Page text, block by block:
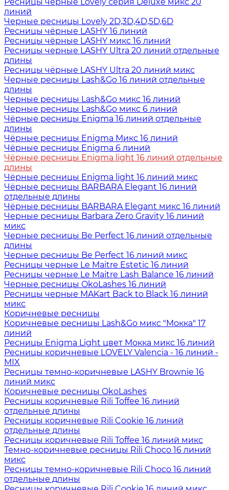
линий
Черные ресницы Lovely 2D,3D,4D,5D,6D
Ресницы чёрные LASHY 16 линий
Ресницы чёрные LASHY микс 16 линий
Ресницы черные LASHY Ultra 20 линий отдельные
длины
Ресницы чёрные LASHY Ultra 20 линий микс
Черные ресницы Lash&Go 16 линий отдельные
длины
Черные ресницы Lash&Go микс 16 линий
Черные ресницы Lash&Go микс 6 линий
Чёрные ресницы Enigma 16 линий отдельные
длины
Чёрные ресницы Enigma Микс 16 линий
Чёрные ресницы Enigma 6 линий
Чёрные ресницы Enigma light 16 линий отдельные
длины
Чёрные ресницы Enigma light 16 линий микс
Чёрные ресницы BARBARA Elegant 16 линий
отдельные длины
Чёрные ресницы BARBARA Elegant микс 16 линий
Черные ресницы Barbara Zero Gravity 16 линий
микс
Черные ресницы Be Perfect 16 линий отдельные
длины
Черные ресницы Be Perfect 16 линий микс
Ресницы черные Le Maitre Estetic 16 линий
Ресницы черные Le Maitre Lash Balance 16 линий
Черные ресницы OkoLashes 16 линий
Ресницы черные MAKart Back to Black 16 линий
микс
Коричневые ресницы
Коричневые ресницы Lash&Go микс "Мокка" 17
линий
Ресницы Enigma Light цвет Мокка микс 16 линий
Ресницы коричневые LOVELY Valencia - 16 линий -
MIX
Ресницы темно-коричневые LASHY Brownie 16
линий микс
Коричневые ресницы OkoLashes
Ресницы коричневые Rili Toffee 16 линий
отдельные длины
Ресницы коричневые Rili Cookie 16 линий
отдельные длины
Ресницы коричневые Rili Toffee 16 линий микс
Темно-коричневые ресницы Rili Choco 16 линий
микс
Ресницы темно-коричневые Rili Choco 16 линий
отдельные длины